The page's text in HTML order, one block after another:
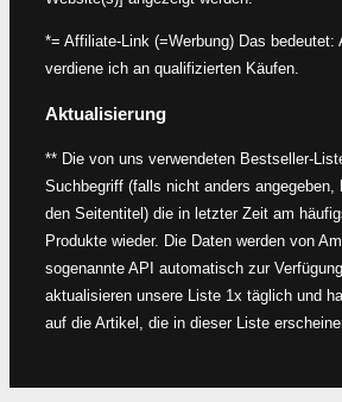
*= Affiliate-Link (=Werbung) Das bedeutet:
verdiene ich an qualifizierten Käufen.
Aktualisierung
** Die von uns verwendeten Bestseller-
Suchbegriff (falls nicht anders angegeben,
den Seitentitel) die in letzter Zeit am
Produkte wieder. Die Daten werden von
sogenannte API automatisch zur
aktualisieren unsere Liste 1x täglich und
auf die Artikel, die in dieser Liste